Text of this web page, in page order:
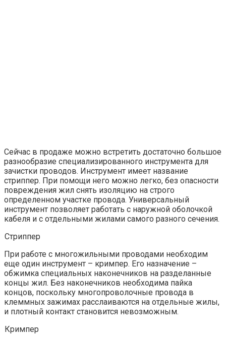
Сейчас в продаже можно встретить достаточно большое
разнообразие специализированного инструмента для
зачистки проводов. Инструмент имеет название
стриппер. При помощи него можно легко, без опасности
повреждения жил снять изоляцию на строго
определенном участке провода. Универсальный
инструмент позволяет работать с наружной оболочкой
кабеля и с отдельными жилами самого разного сечения.
Стриппер
При работе с многожильными проводами необходим
еще один инструмент – кримпер. Его назначение –
обжимка специальных наконечников на разделанные
концы жил. Без наконечников необходима пайка
концов, поскольку многопроволочные провода в
клеммных зажимах расслаиваются на отдельные жилы,
и плотный контакт становится невозможным.
Кримпер